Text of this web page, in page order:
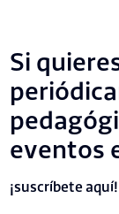
Si
eventos
¡suscríbete aquí!